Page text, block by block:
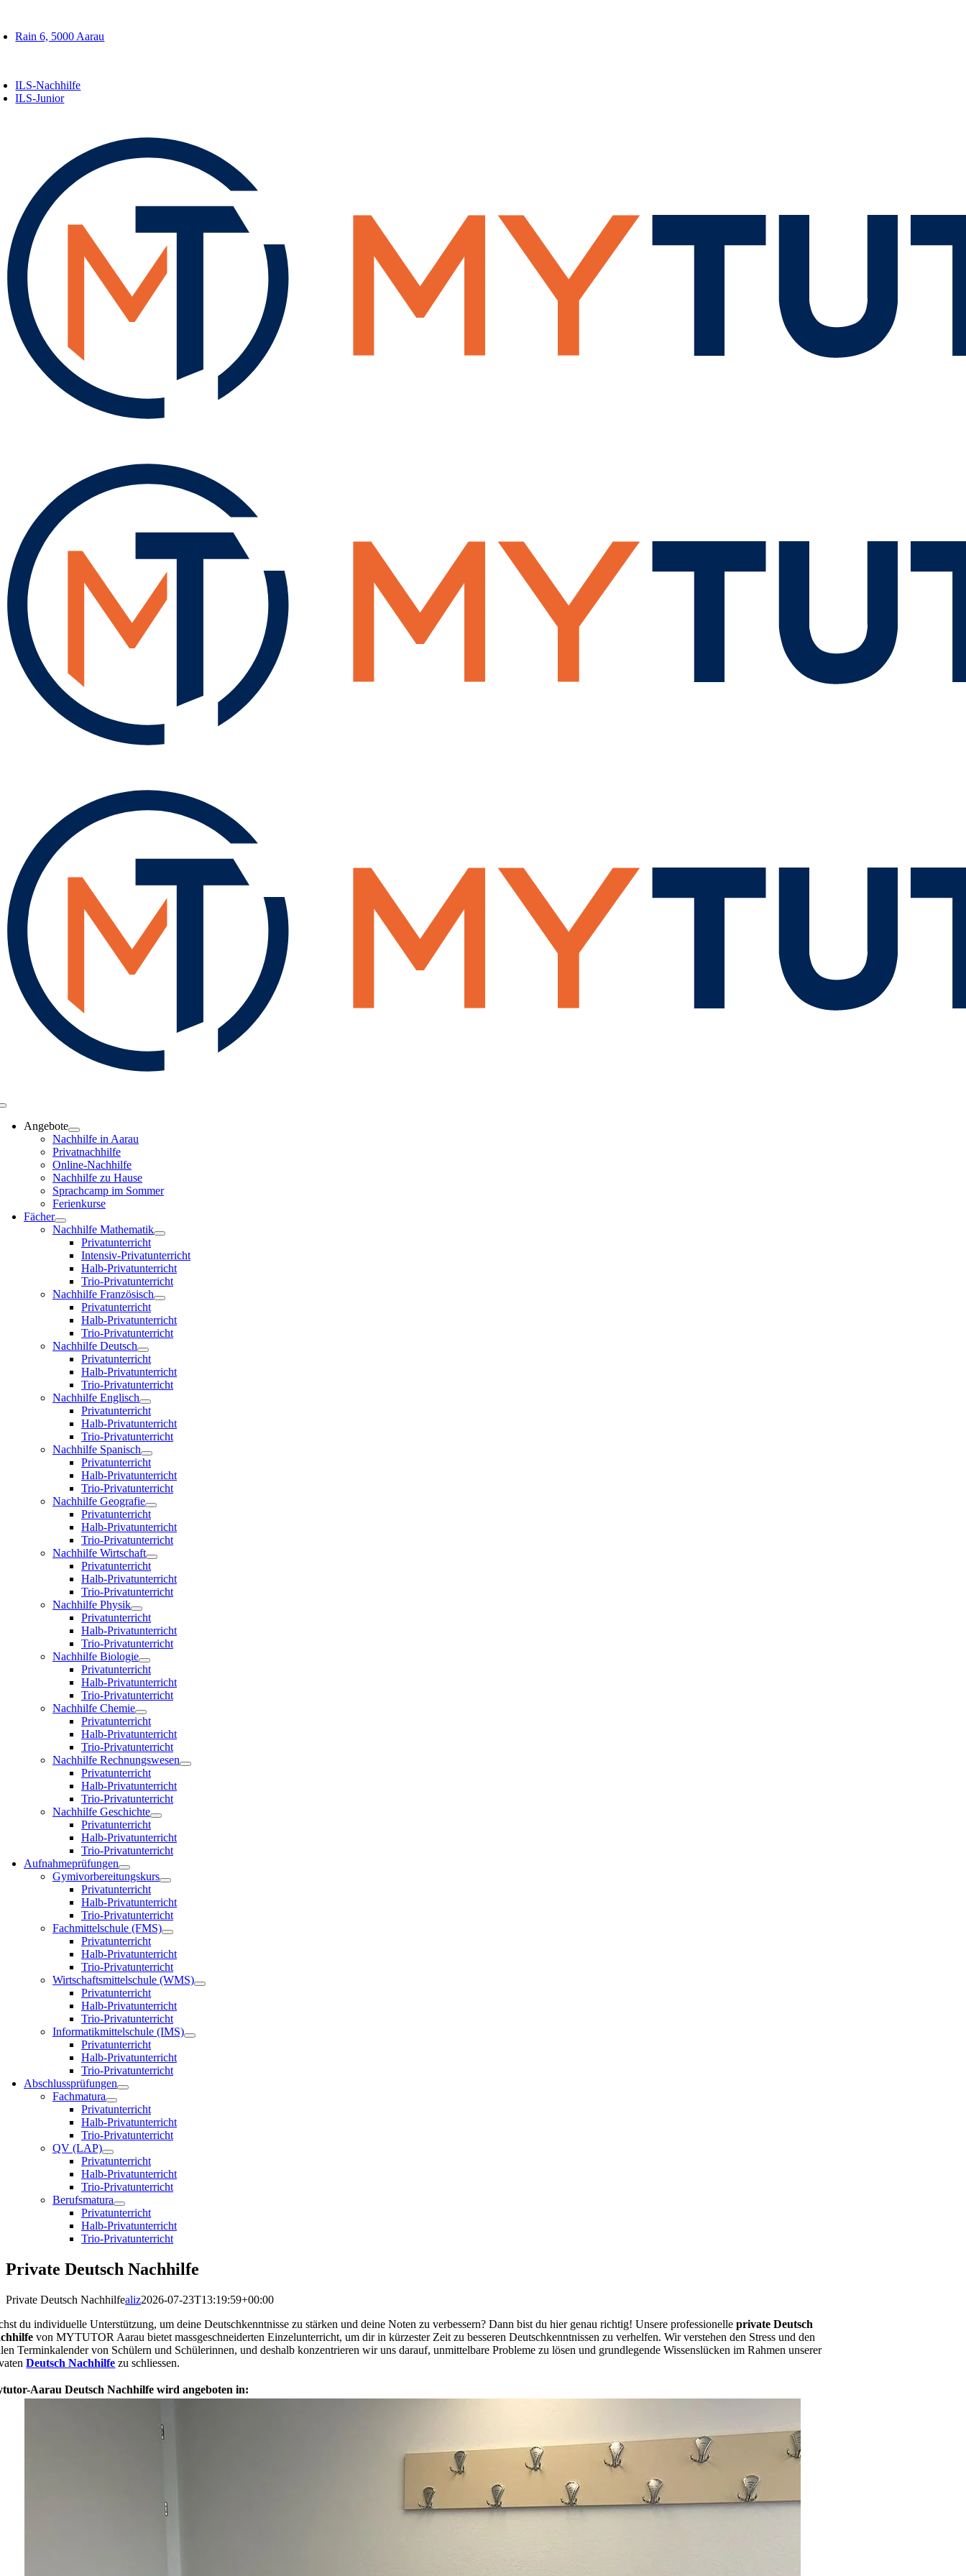
springen
Rain 6, 5000 Aarau
ILS-Nachhilfe
ILS-Junior
Toggle
NavigationAngebote
Nachhilfe in Aarau
Privatnachhilfe
Online-Nachhilfe
Nachhilfe zu Hause
Sprachcamp im Sommer
Ferienkurse
Fächer
Nachhilfe Mathematik
Privatunterricht
Intensiv-Privatunterricht
Halb-Privatunterricht
Trio-Privatunterricht
Nachhilfe Französisch
Privatunterricht
Halb-Privatunterricht
Trio-Privatunterricht
Nachhilfe Deutsch
Privatunterricht
Halb-Privatunterricht
Trio-Privatunterricht
Nachhilfe Englisch
Privatunterricht
Halb-Privatunterricht
Trio-Privatunterricht
Nachhilfe Spanisch
Privatunterricht
Halb-Privatunterricht
Trio-Privatunterricht
Nachhilfe Geografie
Privatunterricht
Halb-Privatunterricht
Trio-Privatunterricht
Nachhilfe Wirtschaft
Privatunterricht
Halb-Privatunterricht
Trio-Privatunterricht
Nachhilfe Physik
Privatunterricht
Halb-Privatunterricht
Trio-Privatunterricht
Nachhilfe Biologie
Privatunterricht
Halb-Privatunterricht
Trio-Privatunterricht
Nachhilfe Chemie
Privatunterricht
Halb-Privatunterricht
Trio-Privatunterricht
Nachhilfe Rechnungswesen
Privatunterricht
Halb-Privatunterricht
Trio-Privatunterricht
Nachhilfe Geschichte
Privatunterricht
Halb-Privatunterricht
Trio-Privatunterricht
Aufnahmeprüfungen
Gymivorbereitungskurs
Privatunterricht
Halb-Privatunterricht
Trio-Privatunterricht
Fachmittelschule (FMS)
Privatunterricht
Halb-Privatunterricht
Trio-Privatunterricht
Wirtschaftsmittelschule (WMS)
Privatunterricht
Halb-Privatunterricht
Trio-Privatunterricht
Informatikmittelschule (IMS)
Privatunterricht
Halb-Privatunterricht
Trio-Privatunterricht
Abschlussprüfungen
Fachmatura
Privatunterricht
Halb-Privatunterricht
Trio-Privatunterricht
QV (LAP)
Privatunterricht
Halb-Privatunterricht
Trio-Privatunterricht
Berufsmatura
Privatunterricht
Halb-Privatunterricht
Trio-Privatunterricht
Private Deutsch Nachhilfe
Private Deutsch Nachhilfealiz2026-07-23T13:19:59+00:00
du individuelle Unterstützung, um deine Deutschkenntnisse zu stärken und deine Noten zu verbessern? Dann bist du hier genau richtig! Unsere professionelleprivate Deutsch
von MYTUTOR Aarau bietet massgeschneiderten Einzelunterricht, um dir in kürzester Zeit zu besseren Deutschkenntnissen zu verhelfen. Wir verstehen den Stress und den
Terminkalender von Schülern und Schülerinnen, und deshalb konzentrieren wir uns darauf, unmittelbare Probleme zu lösen und grundlegende Wissenslücken im Rahmen unserer
Deutsch Nachhilfe zu schliessen.
Aarau Deutsch Nachhilfe wird angeboten in: